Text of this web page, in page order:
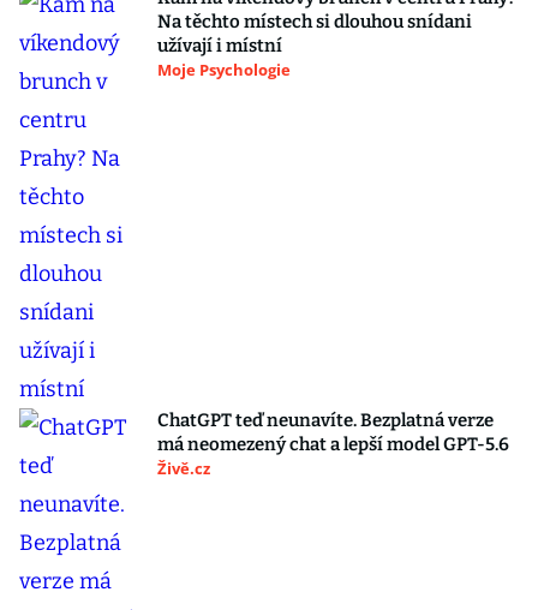
Na těchto místech si dlouhou snídani
užívají i místní
Moje Psychologie
ChatGPT teď neunavíte. Bezplatná verze
má neomezený chat a lepší model GPT-5.6
Živě.cz